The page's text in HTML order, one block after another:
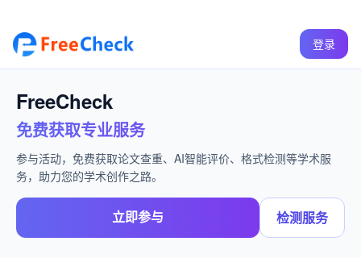
登录
FreeCheck
免费获取专业服务
参与活动，免费获取论文查重、AI智能评价、格式检测等学术服
务，助力您的学术创作之路。
立即参与 检测服务